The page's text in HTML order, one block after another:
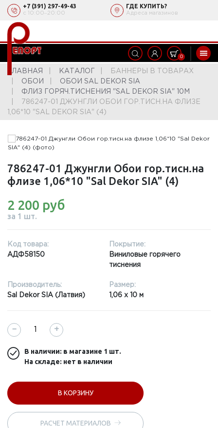
+7 (391) 297-49-43
с 10:00‒20:00
ГДЕ КУПИТЬ?
Адреса магазинов
0
ГЛАВНАЯ КАТАЛОГ
БАННЕРЫ В ТОВАРАХ
ОБОИ
ОБОИ SAL DEKOR SIA
ФЛИЗ ГОРЯЧ.ТИСНЕНИЯ "SAL DEKOR SIA" 10М
786247-01 ДЖУНГЛИ ОБОИ ГОР.ТИСН.НА ФЛИЗЕ
1,06*10 "SAL DEKOR SIA" (4)
786247-01 Джунгли Обои гор.тисн.на
флизе 1,06*10 "Sal Dekor SIA" (4)
2 200 руб
за 1 шт.
Код товара:
АДФ58150
Покрытие:
Виниловые горячего
тиснения
Производитель:
Sal Dekor SIA (Латвия)
Размер:
1,06 x 10 м
− +
В наличии: в магазине 1 шт.
На складе: нет в наличии
В КОРЗИНУ
РАСЧЕТ МАТЕРИАЛОВ